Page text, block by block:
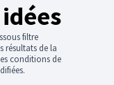
filtre
résultats de la
conditions de